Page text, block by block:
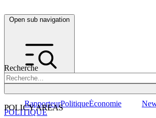
Open sub navigation
Recherche
POLICY AREAS
RapporteurPolitiqueÉconomie
POLITIQUE